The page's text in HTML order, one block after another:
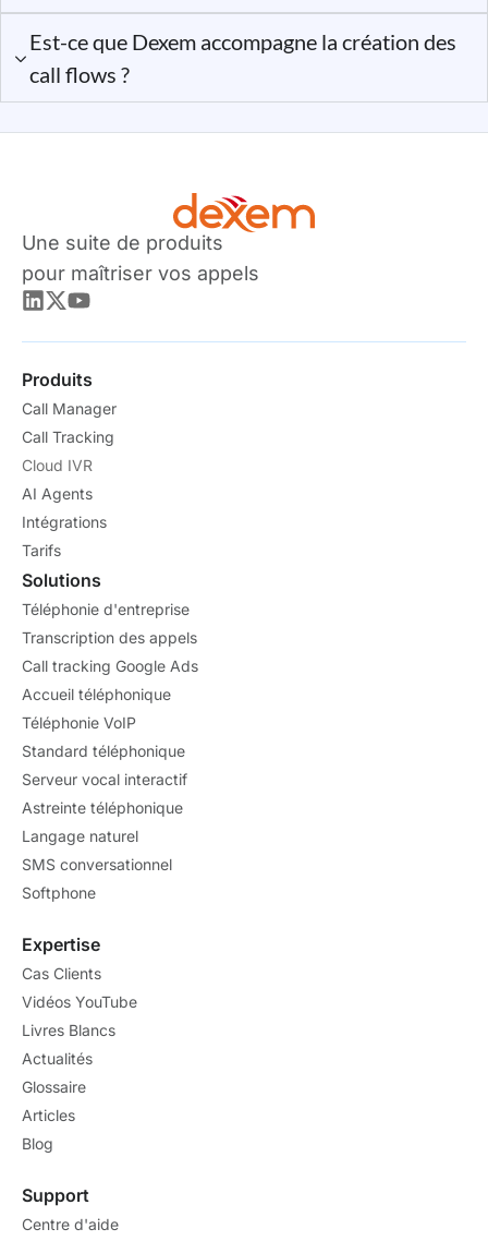
Est-ce que Dexem accompagne la création des
call flows ?
Une suite de produits
pour maîtriser vos appels
Produits
Call Manager
Call Tracking
Cloud IVR
AI Agents
Intégrations
Tarifs
Solutions
Téléphonie d'entreprise
Transcription des appels
Call tracking Google Ads
Accueil téléphonique
Téléphonie VoIP
Standard téléphonique
Serveur vocal interactif
Astreinte téléphonique
Langage naturel
SMS conversationnel
Softphone
Expertise
Cas Clients
Vidéos YouTube
Livres Blancs
Actualités
Glossaire
Articles
Blog
Support
Centre d'aide